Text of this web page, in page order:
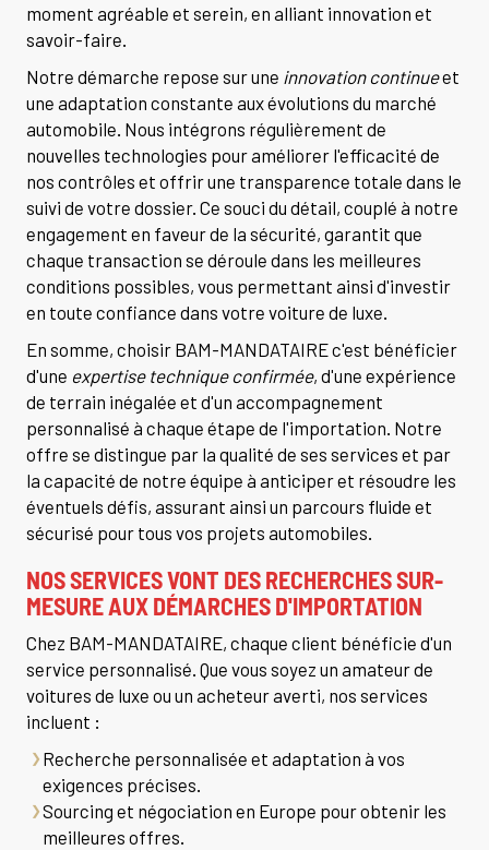
moment agréable et serein, en alliant innovation et
savoir-faire.
Notre démarche repose sur une innovation continueet
une adaptation constante aux évolutions du marché
automobile. Nous intégrons régulièrement de
nouvelles technologies pour améliorer l'efficacité de
nos contrôles et offrir une transparence totale dans le
suivi de votre dossier. Ce souci du détail, couplé à notre
engagement en faveur de la sécurité, garantit que
chaque transaction se déroule dans les meilleures
conditions possibles, vous permettant ainsi d'investir
en toute confiance dans votre voiture de luxe.
En somme, choisir BAM-MANDATAIRE c'est bénéficier
d'une expertise technique confirmée, d'une expérience
de terrain inégalée et d'un accompagnement
personnalisé à chaque étape de l'importation. Notre
offre se distingue par la qualité de ses services et par
la capacité de notre équipe à anticiper et résoudre les
éventuels défis, assurant ainsi un parcours fluide et
sécurisé pour tous vos projets automobiles.
NOS SERVICES VONT DES RECHERCHES SUR-
MESURE AUX DÉMARCHES D'IMPORTATION
Chez BAM-MANDATAIRE, chaque client bénéficie d'un
service personnalisé. Que vous soyez un amateur de
voitures de luxe ou un acheteur averti, nos services
incluent :
Recherche personnalisée et adaptation à vos
exigences précises.
Sourcing et négociation en Europe pour obtenir les
meilleures offres.